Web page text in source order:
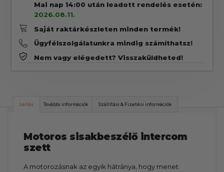
Mai nap 14:00 után leadott rendelés esetén:
2026.08.11.
Saját raktárkészleten minden termék!
Ügyfélszolgálatunkra mindig számíthatsz!
Nem vagy elégedett? Visszaküldheted!
Leírás További információk Szállítási & Fizetési információk
Motoros sisakbeszélő intercom
szett
A motorozásnak az egyik hátránya, hogy menet